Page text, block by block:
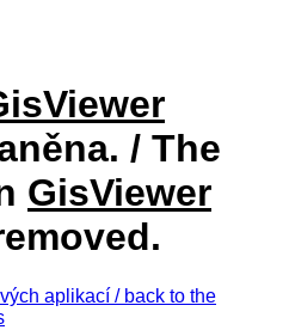
/ The
GisViewer
aplikací / back to the